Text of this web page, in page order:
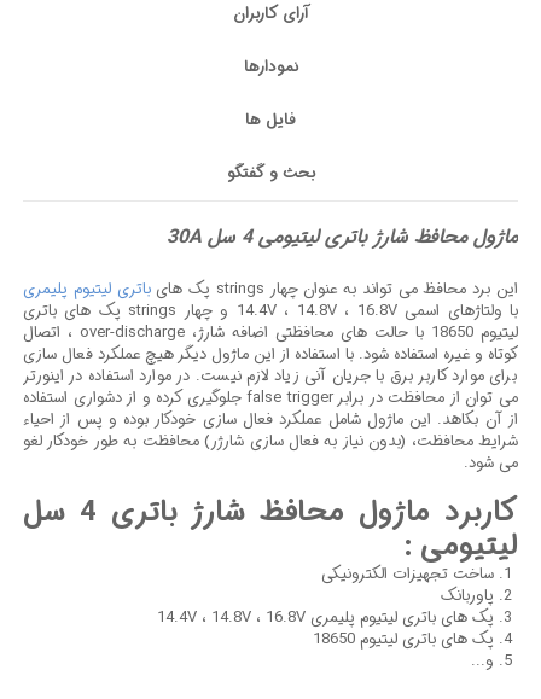
آرای کاربران
نمودارها
فایل ها
بحث و گفتگو
ماژول محافظ شارژ باتری لیتیومی 4 سل 30A
این برد محافظ می تواند به عنوان چهار strings پک های
باتری لیتیوم پلیمری
با ولتاژهای اسمی 14.4V ، 14.8V ، 16.8V و چهار strings پک های باتری
لیتیوم 18650 با حالت های محافظتی اضافه شارژ، over-discharge ، اتصال
کوتاه و غیره استفاده شود. با استفاده از این ماژول دیگر هیچ عملکرد فعال سازی
برای موارد کاربر برق با جریان آنی زیاد لازم نیست. در موارد استفاده در اینورتر
می توان از محافظت در برابر false trigger جلوگیری کرده و از دشواری استفاده
از آن بکاهد. این ماژول شامل عملکرد فعال سازی خودکار بوده و پس از احیاء
شرایط محافظت، (بدون نیاز به فعال سازی شارژر) محافظت به طور خودکار لغو
می شود.
کاربرد ماژول محافظ شارژ باتری 4 سل
لیتیومی :
ساخت تجهیزات الکترونیکی
پاوربانک
پک های باتری لیتیوم پلیمری 14.4V ، 14.8V ، 16.8V
پک های باتری لیتیوم 18650
و...